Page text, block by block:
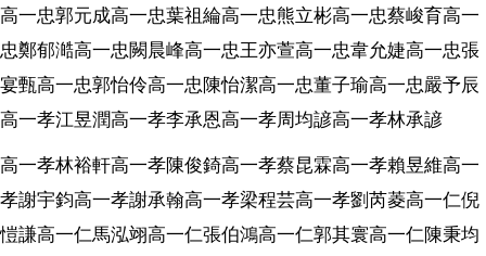
高一忠郭元成高一忠葉祖綸高一忠熊立彬高一忠蔡峻育高一
忠鄭郁澔高一忠闕晨峰高一忠王亦萱高一忠韋允婕高一忠張
宴甄高一忠郭怡伶高一忠陳怡潔高一忠董子瑜高一忠嚴予辰
高一孝江昱潤高一孝李承恩高一孝周均諺高一孝林承諺
高一孝林裕軒高一孝陳俊錡高一孝蔡昆霖高一孝賴昱維高一
孝謝宇鈞高一孝謝承翰高一孝梁程芸高一孝劉芮菱高一仁倪
愷謙高一仁馬泓翊高一仁張伯鴻高一仁郭其寰高一仁陳秉均